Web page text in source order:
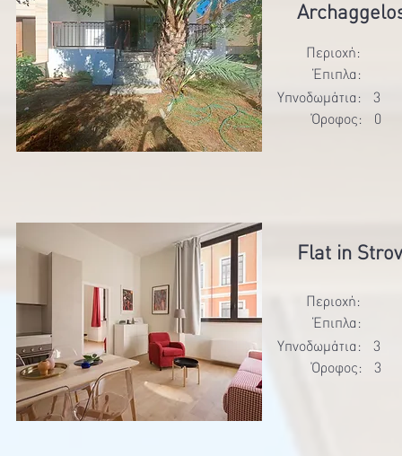
Περιοχή:
Έπιπλα:
Υπνοδωμάτια:
Όροφος:
3
0
Flat in
Περιοχή:
Έπιπλα:
Υπνοδωμάτια:
Όροφος:
3
3